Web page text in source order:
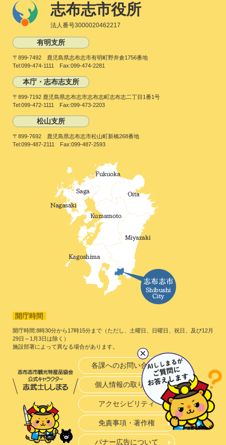
志布志市役所
法人番号3000020462217
有明支所
〒899-7492 鹿児島県志布志市有明町野井倉1756番地
Tel:099-474-1111 Fax:099-474-2281
本庁・志布志支所
〒899-7192 鹿児島県志布志市志布志町志布志二丁目1番1号
Tel:099-472-1111 Fax:099-473-2203
松山支所
〒899-7692 鹿児島県志布志市松山町新橋268番地
Tel:099-487-2111 Fax:099-487-2593
開庁時間
開庁時間:8時30分から17時15分まで（ただし、土曜日、日曜日、祝日、及び12月
29日～1月3日は除く）
施設部署によって異なる場合があります。
各課へのお問い合わせ
個人情報の取り扱い
アクセシビリティ
免責事項・著作権
バナー広告について